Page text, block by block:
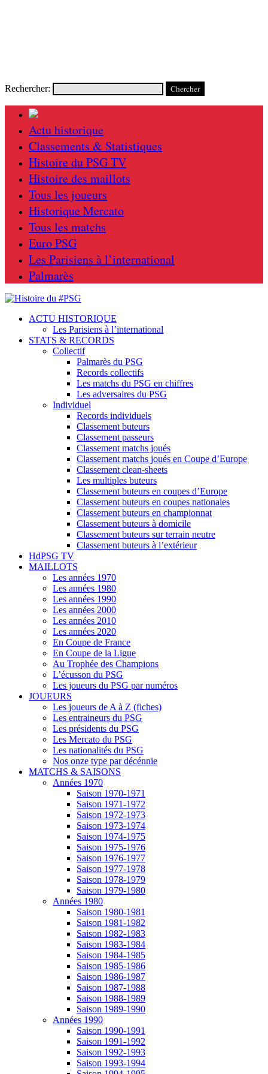
Rechercher:
Actu historique
Classements & Statistiques
Histoire du PSG TV
Histoire des maillots
Tous les joueurs
Historique Mercato
Tous les matchs
Euro PSG
Les Parisiens à l’international
Palmarès
ACTU HISTORIQUE
Les Parisiens à l’international
STATS & RECORDS
Collectif
Palmarès du PSG
Records collectifs
Les matchs du PSG en chiffres
Les adversaires du PSG
Individuel
Records individuels
Classement buteurs
Classement passeurs
Classement matchs joués
Classement matchs joués en Coupe d’Europe
Classement clean-sheets
Les multiples buteurs
Classement buteurs en coupes d’Europe
Classement buteurs en coupes nationales
Classement buteurs en championnat
Classement buteurs à domicile
Classement buteurs sur terrain neutre
Classement buteurs à l’extérieur
HdPSG TV
MAILLOTS
Les années 1970
Les années 1980
Les années 1990
Les années 2000
Les années 2010
Les années 2020
En Coupe de France
En Coupe de la Ligue
Au Trophée des Champions
L’écusson du PSG
Les joueurs du PSG par numéros
JOUEURS
Les joueurs de A à Z (fiches)
Les entraineurs du PSG
Les présidents du PSG
Les Mercato du PSG
Les nationalités du PSG
Nos onze type par décénnie
MATCHS & SAISONS
Années 1970
Saison 1970-1971
Saison 1971-1972
Saison 1972-1973
Saison 1973-1974
Saison 1974-1975
Saison 1975-1976
Saison 1976-1977
Saison 1977-1978
Saison 1978-1979
Saison 1979-1980
Années 1980
Saison 1980-1981
Saison 1981-1982
Saison 1982-1983
Saison 1983-1984
Saison 1984-1985
Saison 1985-1986
Saison 1986-1987
Saison 1987-1988
Saison 1988-1989
Saison 1989-1990
Années 1990
Saison 1990-1991
Saison 1991-1992
Saison 1992-1993
Saison 1993-1994